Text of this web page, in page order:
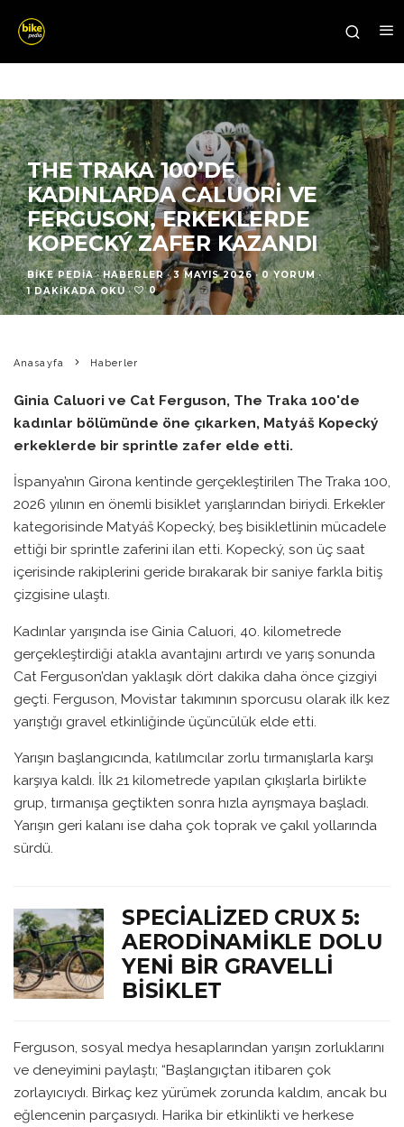
THE TRAKA 100’DE
KADINLARDA CALUORI VE
FERGUSON, ERKEKLERDE
KOPECKÝ ZAFER KAZANDI
BIKE PEDIA · HABERLER · 3 MAYIS 2026 · 0 YORUM ·
1 DAKIKADA OKU · 0
Anasayfa Haberler
Ginia Caluori ve Cat Ferguson, The Traka 100'de
kadınlar bölümünde öne çıkarken, Matyáš Kopecký
erkeklerde bir sprintle zafer elde etti.
İspanya’nın Girona kentinde gerçekleştirilen The Traka 100,
2026 yılının en önemli bisiklet yarışlarından biriydi. Erkekler
kategorisinde Matyáš Kopecký, beş bisikletlinin mücadele
ettiği bir sprintle zaferini ilan etti. Kopecký, son üç saat
içerisinde rakiplerini geride bırakarak bir saniye farkla bitiş
çizgisine ulaştı.
Kadınlar yarışında ise Ginia Caluori, 40. kilometrede
gerçekleştirdiği atakla avantajını artırdı ve yarış sonunda
Cat Ferguson’dan yaklaşık dört dakika daha önce çizgiyi
geçti. Ferguson, Movistar takımının sporcusu olarak ilk kez
yarıştığı gravel etkinliğinde üçüncülük elde etti.
Yarışın başlangıcında, katılımcılar zorlu tırmanışlarla karşı
karşıya kaldı. İlk 21 kilometrede yapılan çıkışlarla birlikte
grup, tırmanışa geçtikten sonra hızla ayrışmaya başladı.
Yarışın geri kalanı ise daha çok toprak ve çakıl yollarında
sürdü.
SPECIALIZED CRUX 5:
AERODINAMIKLE DOLU
YENI BIR GRAVELLI
BISIKLET
Ferguson, sosyal medya hesaplarından yarışın zorluklarını
ve deneyimini paylaştı; “Başlangıçtan itibaren çok
zorlayıcıydı. Birkaç kez yürümek zorunda kaldım, ancak bu
eğlencenin parçasıydı. Harika bir etkinlikti ve herkese